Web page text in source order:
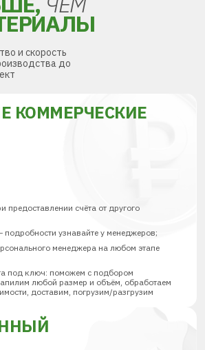
и скорость
до
КОММЕРЧЕСКИЕ
предоставлении счёта от другого
узнавайте у менеджеров;
менеджера на любом этапе
под ключ: поможем с подбором
любой размер и объём, обработаем
доставим, погрузим/разгрузим